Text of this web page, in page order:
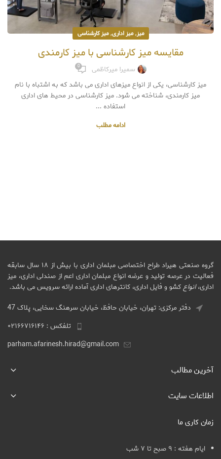
میز,میز اداری,میز کارشناسی
مقایسه میز کارشناسی با میز کارمندی
سمیرا میرکاظمی 0
میز کارشناسی، یکی از انواع میزهای اداری می باشد که به اشتباه با نام
میز کارمندی، شناخته می شود. میز کارشناسی در محیط های اداری
استفاده ...
ادامه مطلب
گروه صنعتی هیراد طراح اختصاصی مبلمان اداری با بیش از ۱۸ سال سابقه
فعالیت در عرصه تولید و عرضه انواع مبلمان اداری اعم از صندلی اداری، میز
اداری،انواعکشو و فایل اداری، کانترهای اداری آماده ارائه سرویس می باشد.
دفتر مرکزی: تهران، خیابان حافظ، خیابان سرهنگ سخایی، پلاک 47
تلفکس : ۰۲۱۶۶۷۱۶۱۴۶
parham.afarinesh.hirad@gmail.com
آخرین مطالب
اطلاعات سایت
زمان کاری ما
ایام هفته : ۹ صبح تا ۷ شب